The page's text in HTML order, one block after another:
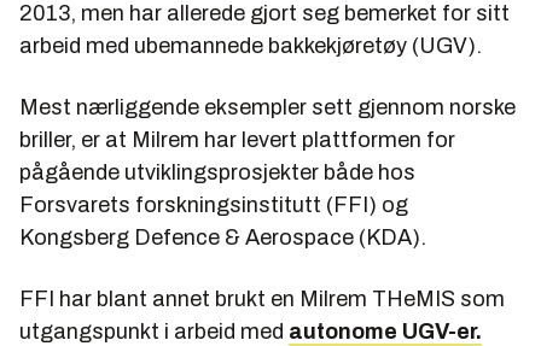
2013, men har allerede gjort seg bemerket for sitt
arbeid med ubemannede bakkekjøretøy (UGV).
Mest nærliggende eksempler sett gjennom norske
briller, er at Milrem har levert plattformen for
pågående utviklingsprosjekter både hos
Forsvarets forskningsinstitutt (FFI) og
Kongsberg Defence & Aerospace (KDA).
FFI har blant annet brukt en Milrem THeMIS som
utgangspunkt i arbeid med autonome UGV-er.